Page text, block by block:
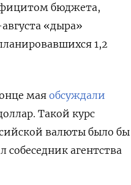
бюджета,
«дыра»
1,2
мая обсуждали
Такой курс
валюты было бы
агентства